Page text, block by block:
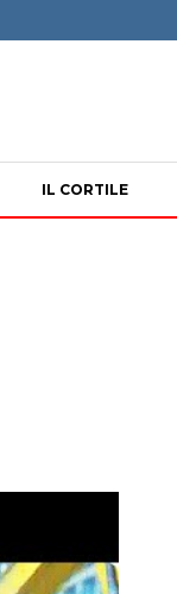
IL CORTILE